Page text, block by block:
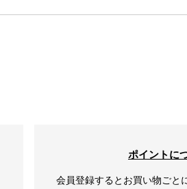
ポイントに
会員登録するとお買い物ごと